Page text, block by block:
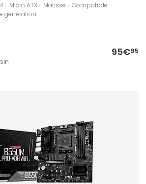
- Micro ATX - Matisse - Compatible
génération
95€95